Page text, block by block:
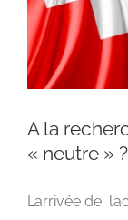
A la
A la
« neutre » ?
L’arrivée de